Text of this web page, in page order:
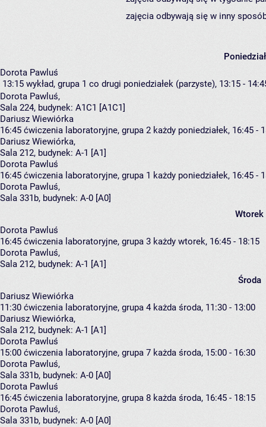
zajęcia odbywają się w inny
Dorota Pawluś
13:15 wykład, grupa 1 co drugi poniedziałek (parzyste), 13:15 -
Dorota Pawluś,
Sala 224, budynek: A1C1 [A1C1]
Dariusz Wiewiórka
16:45 ćwiczenia laboratoryjne, grupa 2 każdy poniedziałek, 16:45 -
Dariusz Wiewiórka,
Sala 212, budynek: A-1 [A1]
Dorota Pawluś
16:45 ćwiczenia laboratoryjne, grupa 1 każdy poniedziałek, 16:45 -
Dorota Pawluś,
Sala 331b, budynek: A-0 [A0]
Wtorek
Dorota Pawluś
16:45 ćwiczenia laboratoryjne, grupa 3 każdy wtorek, 16:45 - 18:15
Dorota Pawluś,
Sala 212, budynek: A-1 [A1]
Środa
Dariusz Wiewiórka
11:30 ćwiczenia laboratoryjne, grupa 4 każda środa, 11:30 - 13:00
Dariusz Wiewiórka,
Sala 212, budynek: A-1 [A1]
Dorota Pawluś
15:00 ćwiczenia laboratoryjne, grupa 7 każda środa, 15:00 - 16:30
Dorota Pawluś,
Sala 331b, budynek: A-0 [A0]
Dorota Pawluś
16:45 ćwiczenia laboratoryjne, grupa 8 każda środa, 16:45 - 18:15
Dorota Pawluś,
Sala 331b, budynek: A-0 [A0]